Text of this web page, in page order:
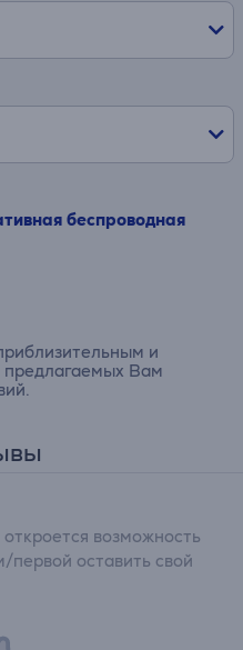
беспроводная
и
предлагаемых Вам
возможность
первой оставить свой